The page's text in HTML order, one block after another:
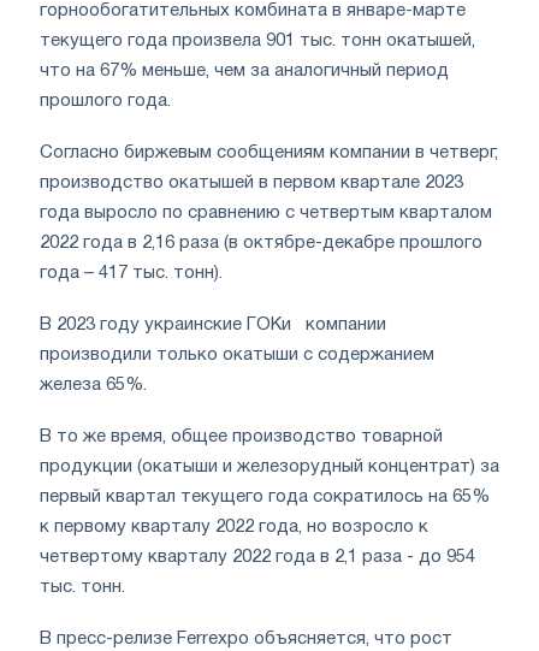
горнообогатительных комбината в январе-марте
текущего года произвела 901 тыс. тонн окатышей,
что на 67% меньше, чем за аналогичный период
прошлого года.
Согласно биржевым сообщениям компании в четверг,
производство окатышей в первом квартале 2023
года выросло по сравнению с четвертым кварталом
2022 года в 2,16 раза (в октябре-декабре прошлого
года – 417 тыс. тонн).
В 2023 году украинские ГОКи компании
производили только окатыши с содержанием
железа 65%.
В то же время, общее производство товарной
продукции (окатыши и железорудный концентрат) за
первый квартал текущего года сократилось на 65%
к первому кварталу 2022 года, но возросло к
четвертому кварталу 2022 года в 2,1 раза - до 954
тыс. тонн.
В пресс-релизе Ferrexpo объясняется, что рост